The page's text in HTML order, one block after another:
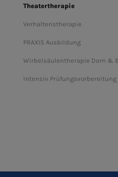
Theatertherapie
Verhaltenstherapie
PRAXIS Ausbildung
Wirbelsäulentherapie Dorn &
Intensiv Prüfungsvorbereitung